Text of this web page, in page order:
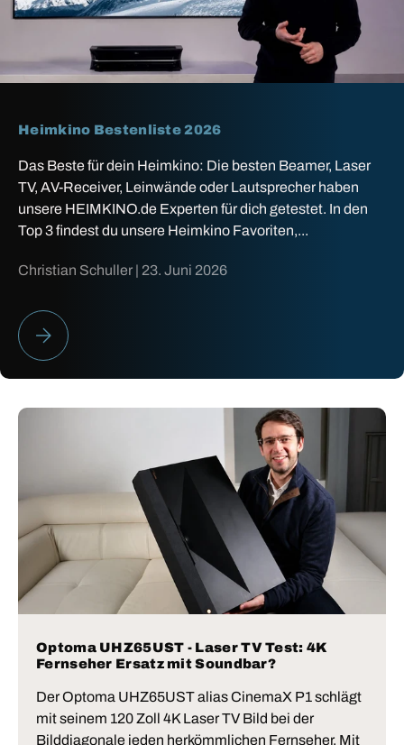
Heimkino Bestenliste 2026
Das Beste für dein Heimkino: Die besten Beamer, Laser
TV, AV-Receiver, Leinwände oder Lautsprecher haben
unsere HEIMKINO.de Experten für dich getestet. In den
Top 3 findest du unsere Heimkino Favoriten,...
Christian Schuller | 23. Juni 2026
HEIMKINO BESTENLISTE 2026
Optoma UHZ65UST - Laser TV Test: 4K
Fernseher Ersatz mit Soundbar?
Der Optoma UHZ65UST alias CinemaX P1 schlägt
mit seinem 120 Zoll 4K Laser TV Bild bei der
Bilddiagonale jeden herkömmlichen Fernseher. Mit